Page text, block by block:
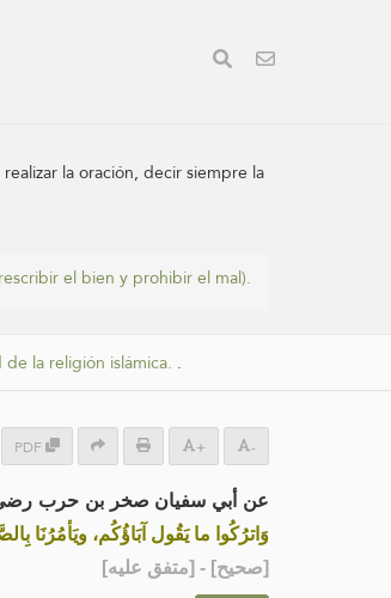
la oración, decir siempre la
el bien y prohibir el mal).
la religión islámica. .
PDF + -
عن أبي سفيان صخر بن حرب رضي
وَاترُكُوا ما يَقُول آبَاؤُكُم، ويَأمُرُنَا
[صحيح] - [متفق عليه]